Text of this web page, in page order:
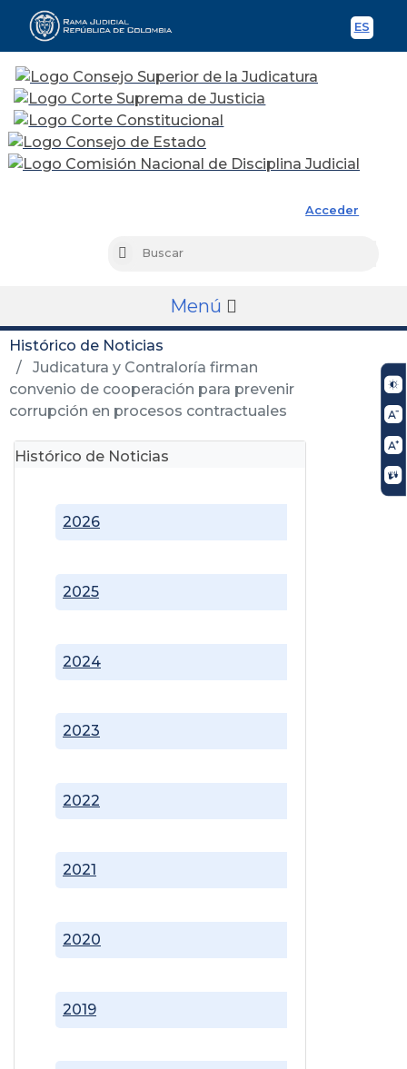
ES
Acceder
Buscar
Menú
Histórico de Noticias
Judicatura y Contraloría firman
convenio de cooperación para prevenir
corrupción en procesos contractuales
Histórico de Noticias
2019
2020
2021
2022
2023
2024
2025
2026